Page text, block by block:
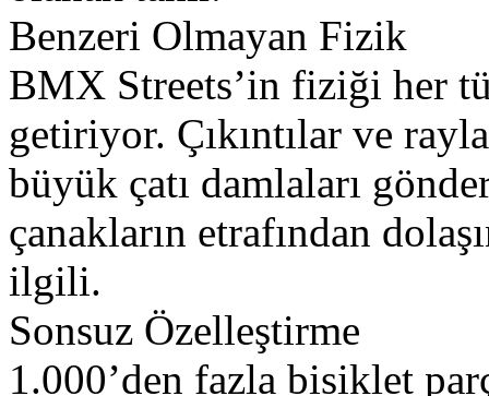
Benzeri Olmayan Fizik
BMX Streets’in fiziği her
getiriyor. Çıkıntılar ve
büyük çatı damlaları
çanakların etrafından
ilgili.
Sonsuz Özelleştirme
1.000’den fazla bisiklet